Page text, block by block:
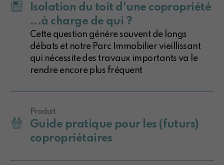
Isolation du toit d'une copropriété
...à charge de qui ?
Cette question génère souvent de longs
débats et notre Parc Immobilier vieillissant
qui nécessite des travaux importants va le
rendre encore plus fréquent
Produit
Guide pratique pour les (futurs)
copropriétaires